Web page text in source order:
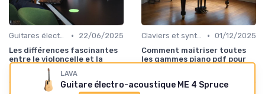
Guitares électriques et acoustiques •
22/06/2025
Les différences fascinantes
entre le violoncelle et la
contrebasse
Claviers et synthétiseurs • 01/12/2025
Comment maîtriser toutes
les gammes piano pdf pour
LAVA
Guitare électro-acoustique ME 4 Spruce